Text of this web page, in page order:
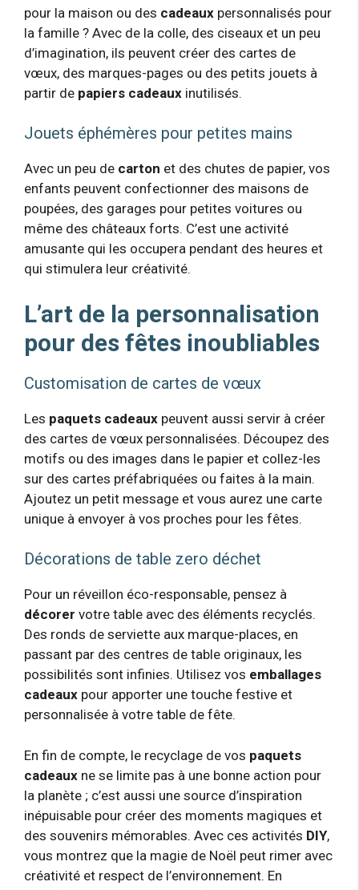
pour la maison ou des cadeaux personnalisés pour
la famille ? Avec de la colle, des ciseaux et un peu
d’imagination, ils peuvent créer des cartes de
vœux, des marques-pages ou des petits jouets à
partir de papiers cadeaux inutilisés.
Jouets éphémères pour petites mains
Avec un peu de carton et des chutes de papier, vos
enfants peuvent confectionner des maisons de
poupées, des garages pour petites voitures ou
même des châteaux forts. C’est une activité
amusante qui les occupera pendant des heures et
qui stimulera leur créativité.
L’art de la personnalisation
pour des fêtes inoubliables
Customisation de cartes de vœux
Les paquets cadeaux peuvent aussi servir à créer
des cartes de vœux personnalisées. Découpez des
motifs ou des images dans le papier et collez-les
sur des cartes préfabriquées ou faites à la main.
Ajoutez un petit message et vous aurez une carte
unique à envoyer à vos proches pour les fêtes.
Décorations de table zero déchet
Pour un réveillon éco-responsable, pensez à
décorer votre table avec des éléments recyclés.
Des ronds de serviette aux marque-places, en
passant par des centres de table originaux, les
possibilités sont infinies. Utilisez vos emballages
cadeaux pour apporter une touche festive et
personnalisée à votre table de fête.
En fin de compte, le recyclage de vos paquets
cadeaux ne se limite pas à une bonne action pour
la planète ; c’est aussi une source d’inspiration
inépuisable pour créer des moments magiques et
des souvenirs mémorables. Avec ces activités DIY,
vous montrez que la magie de Noël peut rimer avec
créativité et respect de l’environnement. En